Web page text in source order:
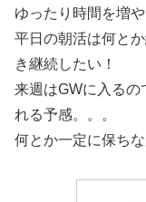
ゆったり時間を増
平日の朝活は何と
き継続したい！
来週はGWに入るの
れる予感。。。
何とか一定に保ち